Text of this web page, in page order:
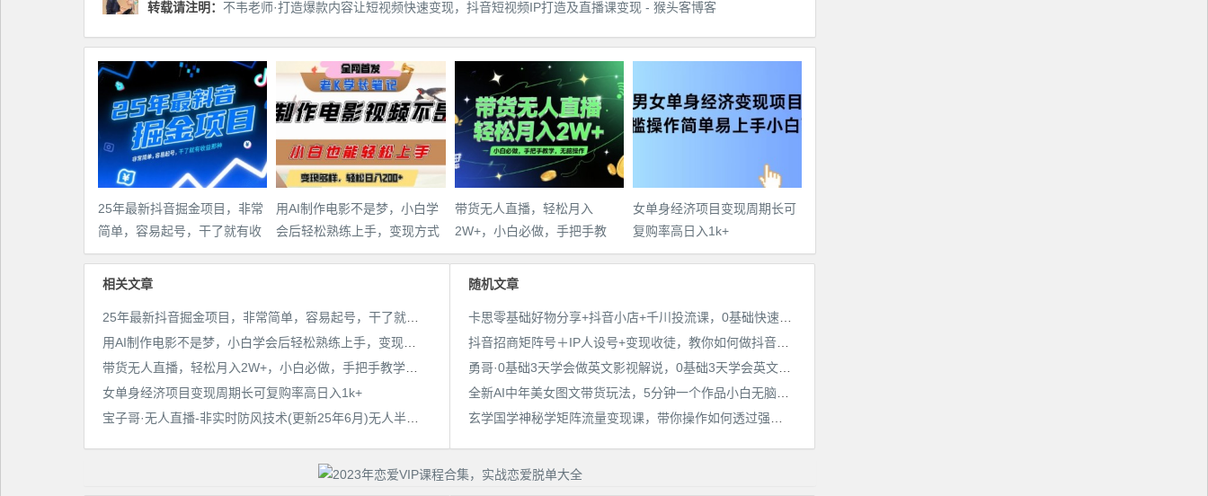
转载请注明： 不韦老师·打造爆款内容让短视频快速变现，抖音短视频IP打造及直播课变现 - 猴头客博客
25年最新抖音掘金项目，非常
简单，容易起号，干了就有收
益那种
用AI制作电影不是梦，小白学
会后轻松熟练上手，变现方式
多样，日入2张+
带货无人直播，轻松月入
2W+，小白必做，手把手教
学，无脑操作(附学习资料)
女单身经济项目变现周期长可
复购率高日入1k+
相关文章
女单身经济项目变现周期长可复购率高日入1k+
随机文章
卡思零基础好物分享+抖音小店+千川投流课，0基础快速起号，快速入门抖音投放
抖音招商矩阵号＋IP人设号+变现收徒，教你如何做抖音，通过抖音如何变现
勇哥·0基础3天学会做英文影视解说，0基础3天学会英文影视解说，成为多语种影视创作者